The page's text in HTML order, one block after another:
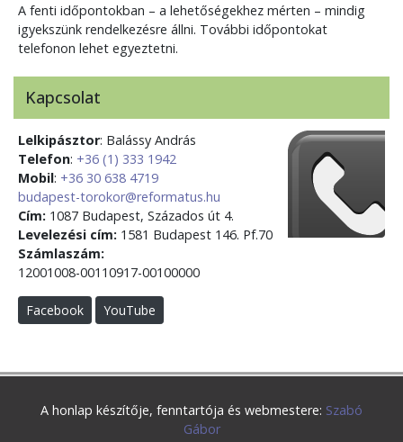
A fenti időpontokban – a lehetőségekhez mérten – mindig
igyekszünk rendelkezésre állni. További időpontokat
telefonon lehet egyeztetni.
Kapcsolat
Lelkipásztor: Balássy András
Telefon: +36 (1) 333 1942
Mobil: +36 30 638 4719
budapest-torokor@reformatus.hu
Cím: 1087 Budapest, Százados út 4.
Levelezési cím: 1581 Budapest 146. Pf.70
Számlaszám:
12001008-00110917-00100000
Facebook YouTube
A honlap készítője, fenntartója és webmestere: Szabó
Gábor